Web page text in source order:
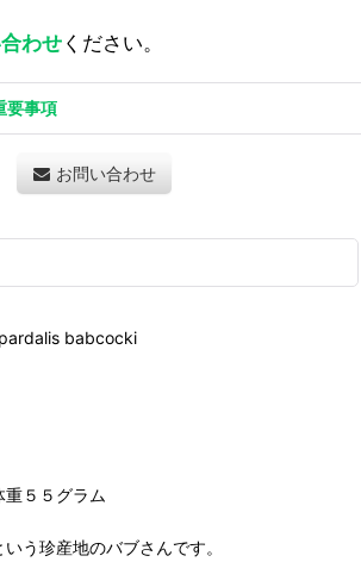
わせください。
要事項
お問い合わせ
babcocki
５５グラム
う珍産地のバブさんです。